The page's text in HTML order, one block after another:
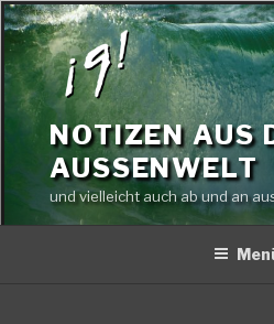
Zum
Inhalt
springen
NOTIZEN AUS
AUSSENWELT
und vielleicht auch ab und an